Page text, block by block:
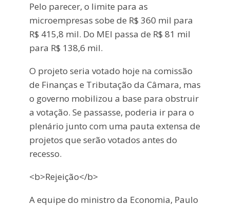
Pelo parecer, o limite para as
microempresas sobe de R$ 360 mil para
R$ 415,8 mil. Do MEI passa de R$ 81 mil
para R$ 138,6 mil.
O projeto seria votado hoje na comissão
de Finanças e Tributação da Câmara, mas
o governo mobilizou a base para obstruir
a votação. Se passasse, poderia ir para o
plenário junto com uma pauta extensa de
projetos que serão votados antes do
recesso.
<b>Rejeição</b>
A equipe do ministro da Economia, Paulo